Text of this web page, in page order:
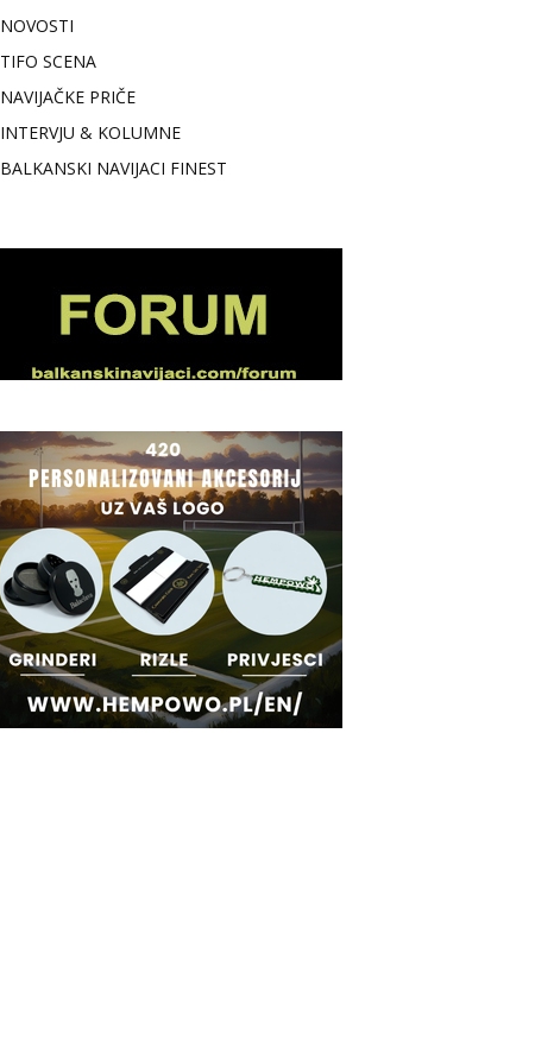
NOVOSTI
TIFO SCENA
NAVIJAČKE PRIČE
INTERVJU & KOLUMNE
BALKANSKI NAVIJACI FINEST